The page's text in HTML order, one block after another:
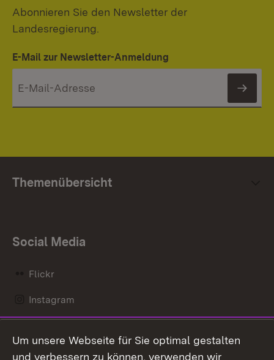
Abonnieren Sie den Newsletter der
Landesregierung.
E-Mail zur Newsletter-Anmeldung
Themenübersicht
Social Media
Flickr
Instagram
Mastodon
Um unsere Webseite für Sie optimal gestalten
und verbessern zu können, verwenden wir